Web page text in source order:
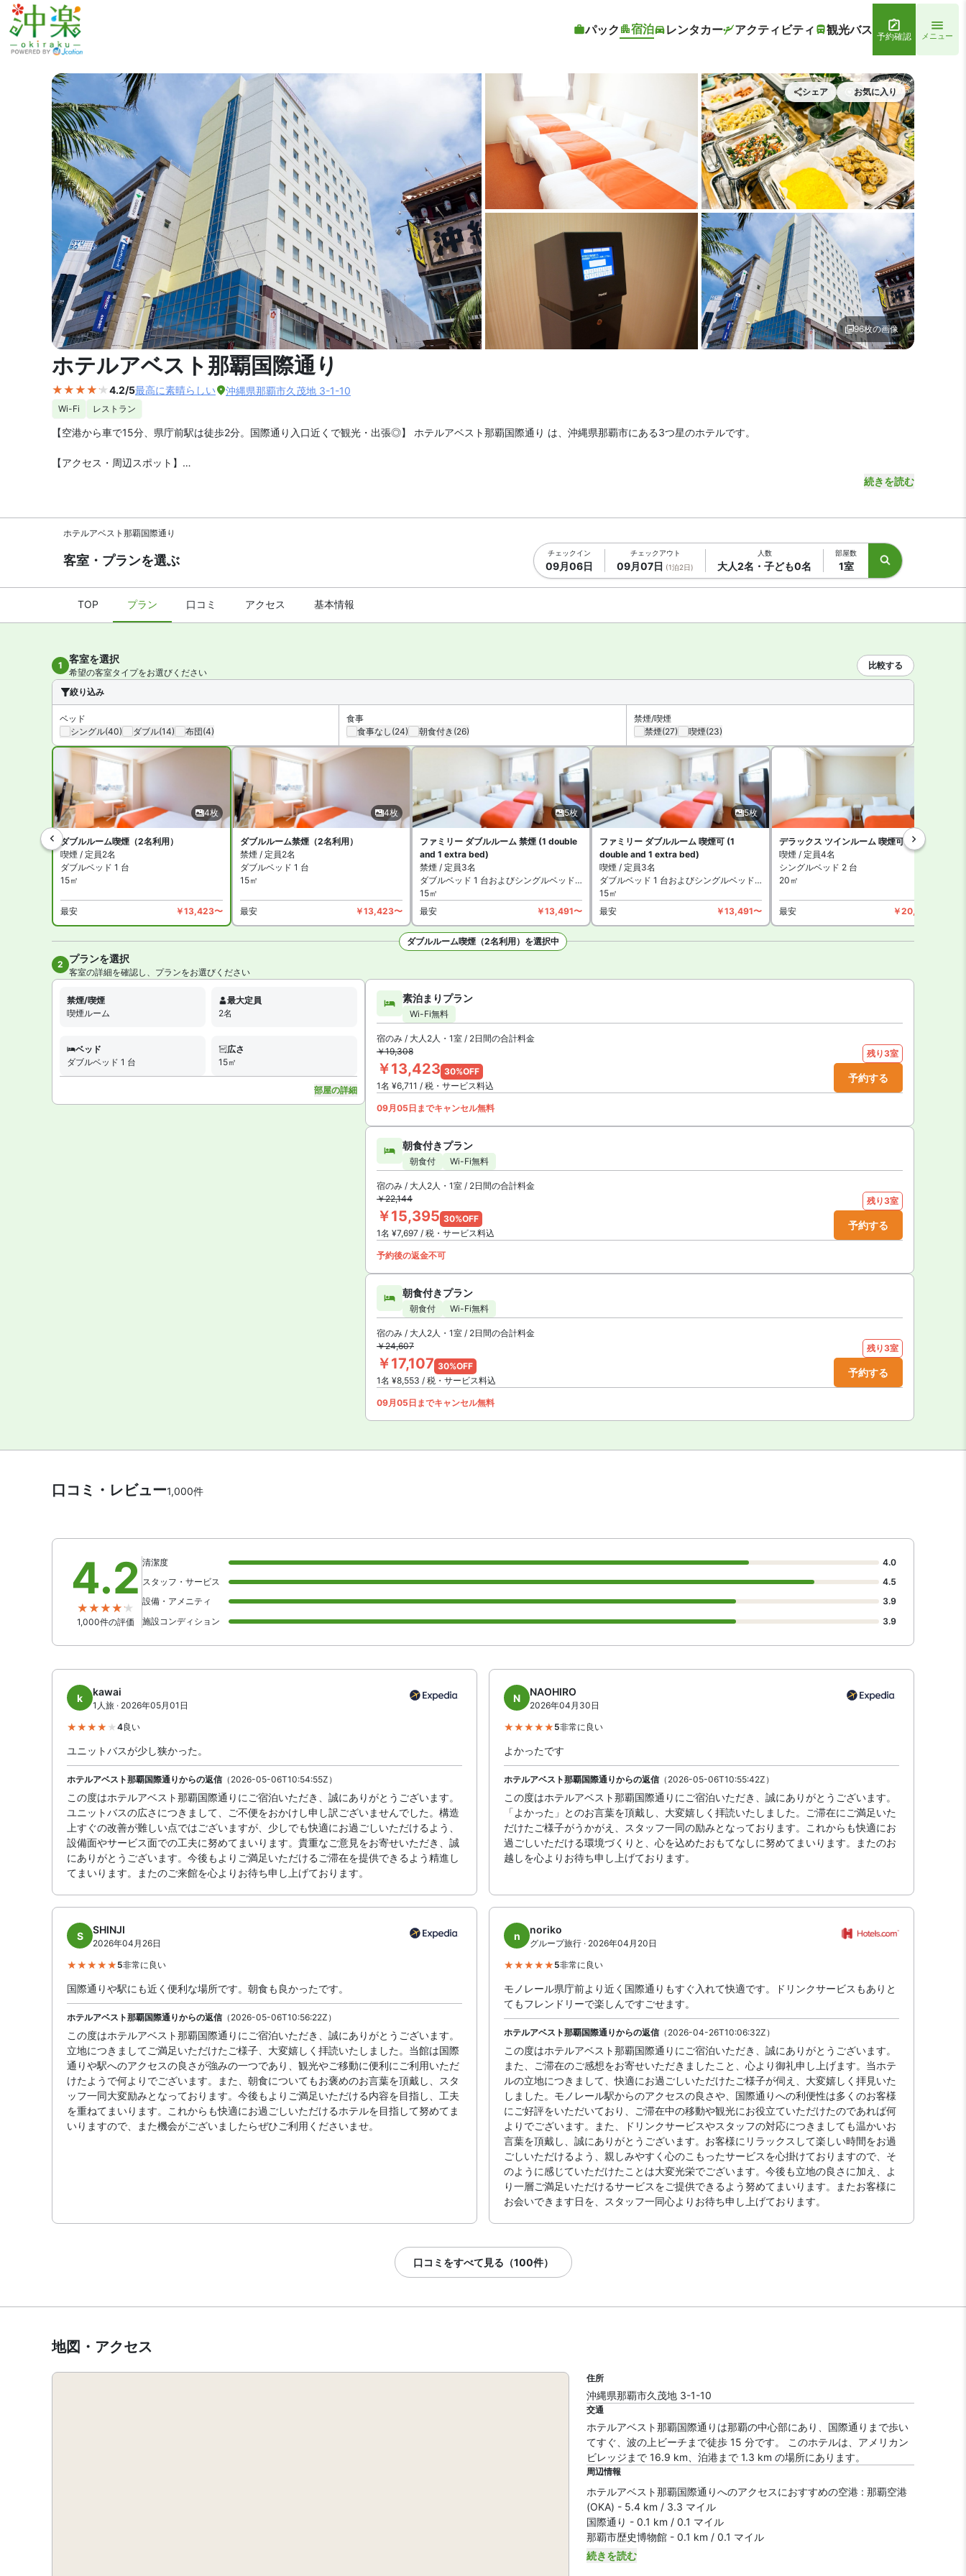
パック 宿泊 レンタカー アクティビティ 観光バス 予約確認 メニュー
外観の写真を拡大表示
客室1 | ホテルアベスト那覇国際通り 朝食スペース1 | ホテルアベス
シェア お気に入り
96枚の画像
ホテルアベスト那覇国際通り
4.2/5最高に素晴らしい 沖縄県那覇市久茂地 3-1-10
Wi-Fi レストラン
【空港から車で15分、県庁前駅は徒歩2分。国際通り入口近くで観光・出張◎】 ホテルアベスト那覇国際通り は、沖縄県那覇市にある3つ星のホテルです。
【アクセス・周辺スポット】
ホテルアベスト那覇国際通り までのアクセスは、那覇空港から沖縄都市モノレールで約13分、ゆいレール「県庁前駅」下車徒歩2分です。空港から車を利用した場合、約15分で到着します。
【駐車場】あり（有料）
【お食事、レストラン】
【館内施設・サービス】
続きを読む
ホテルアベスト那覇国際通り
客室・プランを選ぶ
チェックイン
09月06日
チェックアウト
09月07日 (1泊2日)
人数
大人2名・子ども0名
部屋数
1室
TOP プラン 口コミ アクセス 基本情報
1
客室を選択
希望の客室タイプをお選びください
比較する
絞り込み
ベッド
シングル(40) ダブル(14) 布団(4)
食事
食事なし (24) 朝食付き (26)
禁煙/喫煙
禁煙(27) 喫煙(23)
4枚
ダブルルーム喫煙（2名利用）
喫煙 / 定員2名
ダブルベッド 1 台
15㎡
最安 ￥13,423〜
4枚
ダブルルーム禁煙（2名利用）
禁煙 / 定員2名
ダブルベッド 1 台
15㎡
最安 ￥13,423〜
5枚
ファミリー ダブルルーム 禁煙 (1 double
and 1 extra bed)
禁煙 / 定員3名
ダブルベッド 1 台およびシングルベッド 1 台
15㎡
最安
￥13,491〜
5枚
ファミリー ダブルルーム 喫煙可 (1
double and 1 extra bed)
喫煙 / 定員3名
ダブルベッド 1 台およびシングルベッド 1 台
15㎡
最安
￥13,491〜
デラックス ツインルーム 喫煙可
喫煙 / 定員4名
シングルベッド 2 台
20㎡
最安 ￥20,824〜
ダブルルーム喫煙（2名利用）を選択中
2 プランを選択
客室の詳細を確認し、プランをお選びください
禁煙/喫煙
喫煙ルーム
最大定員
2名
ベッド
ダブルベッド 1 台
広さ
15㎡
部屋の詳細
素泊まりプラン
Wi-Fi無料
宿のみ / 大人2人・1室 / 2日間の合計料金
￥19,308
￥13,423 30%OFF
1名 ¥6,711 / 税・サービス料込
残り3室
予約する
09月05日までキャンセル無料
朝食付きプラン
朝食付 Wi-Fi無料
宿のみ / 大人2人・1室 / 2日間の合計料金
￥22,144
￥15,395 30%OFF
1名 ¥7,697 / 税・サービス料込
残り3室
予約する
予約後の返金不可
朝食付きプラン
朝食付 Wi-Fi無料
宿のみ / 大人2人・1室 / 2日間の合計料金
￥24,607
￥17,107 30%OFF
1名 ¥8,553 / 税・サービス料込
残り3室
予約する
09月05日までキャンセル無料
口コミ・レビュー1,000件
4.2
1,000件の評価
清潔度
4.0
スタッフ・サービス
4.5
設備・アメニティ
3.9
施設コンディション
3.9
k
kawai
1人旅 · 2026年05月01日
4良い
ユニットバスが少し狭かった。
ホテルアベスト那覇国際通りからの返信（2026-05-06T10:54:55Z）
この度はホテルアベスト那覇国際通りにご宿泊いただき、誠にありがとうございます。
ユニットバスの広さにつきまして、ご不便をおかけし申し訳ございませんでした。構造
上すぐの改善が難しい点ではございますが、少しでも快適にお過ごしいただけるよう、
設備面やサービス面での工夫に努めてまいります。貴重なご意見をお寄せいただき、誠
にありがとうございます。今後もよりご満足いただけるご滞在を提供できるよう精進し
てまいります。またのご来館を心よりお待ち申し上げております。
N
NAOHIRO
2026年04月30日
5非常に良い
よかったです
ホテルアベスト那覇国際通りからの返信（2026-05-06T10:55:42Z）
この度はホテルアベスト那覇国際通りにご宿泊いただき、誠にありがとうございます。
「よかった」とのお言葉を頂戴し、大変嬉しく拝読いたしました。ご滞在にご満足いた
だけたご様子がうかがえ、スタッフ一同の励みとなっております。これからも快適にお
過ごしいただける環境づくりと、心を込めたおもてなしに努めてまいります。またのお
越しを心よりお待ち申し上げております。
S
SHINJI
2026年04月26日
5非常に良い
国際通りや駅にも近く便利な場所です。朝食も良かったです。
ホテルアベスト那覇国際通りからの返信（2026-05-06T10:56:22Z）
この度はホテルアベスト那覇国際通りにご宿泊いただき、誠にありがとうございます。
立地につきましてご満足いただけたご様子、大変嬉しく拝読いたしました。当館は国際
通りや駅へのアクセスの良さが強みの一つであり、観光やご移動に便利にご利用いただ
けたようで何よりでございます。また、朝食についてもお褒めのお言葉を頂戴し、スタ
ッフ一同大変励みとなっております。今後もよりご満足いただける内容を目指し、工夫
を重ねてまいります。これからも快適にお過ごしいただけるホテルを目指して努めてま
いりますので、また機会がございましたらぜひご利用くださいませ。
n
noriko
グループ旅行 · 2026年04月20日
5非常に良い
モノレール県庁前より近く国際通りもすぐ入れて快適です。ドリンクサービスもありと
てもフレンドリーで楽しんですごせます。
ホテルアベスト那覇国際通りからの返信（2026-04-26T10:06:32Z）
この度はホテルアベスト那覇国際通りにご宿泊いただき、誠にありがとうございます。
また、ご滞在のご感想をお寄せいただきましたこと、心より御礼申し上げます。当ホテ
ルの立地につきまして、快適にお過ごしいただけたご様子が伺え、大変嬉しく拝見いた
しました。モノレール駅からのアクセスの良さや、国際通りへの利便性は多くのお客様
にご好評をいただいており、ご滞在中の移動や観光にお役立ていただけたのであれば何
よりでございます。また、ドリンクサービスやスタッフの対応につきましても温かいお
言葉を頂戴し、誠にありがとうございます。お客様にリラックスして楽しい時間をお過
ごしいただけるよう、親しみやすく心のこもったサービスを心掛けておりますので、そ
のように感じていただけたことは大変光栄でございます。今後も立地の良さに加え、よ
り一層ご満足いただけるサービスをご提供できるよう努めてまいります。またお客様に
お会いできます日を、スタッフ一同心よりお待ち申し上げております。
口コミをすべて見る（100件）
地図・アクセス
住所
沖縄県那覇市久茂地 3-1-10
交通
ホテルアベスト那覇国際通りは那覇の中心部にあり、国際通りまで歩い
てすぐ、波の上ビーチまで徒歩 15 分です。 このホテルは、アメリカン
ビレッジまで 16.9 km、泊港まで 1.3 km の場所にあります。
周辺情報
ホテルアベスト那覇国際通りへのアクセスにおすすめの空港 : 那覇空港
(OKA) - 5.4 km / 3.3 マイル
国際通り - 0.1 km / 0.1 マイル
那覇市歴史博物館 - 0.1 km / 0.1 マイル
続きを読む